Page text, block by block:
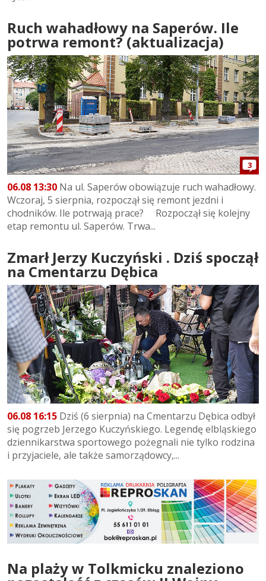
Ruch wahadłowy na Saperów. Ile
potrwa remont? (aktualizacja)
3
06.08 13:30 Na ul. Saperów obowiązuje ruch wahadłowy.
Wczoraj, 5 sierpnia, rozpoczął się remont jezdni i
chodników. Ile potrwają prace? Rozpoczął się kolejny
etap remontu ul. Saperów. Trwa...
Zmarł Jerzy Kuczyński . Dziś spoczął
na Cmentarzu Dębica
06.08 16:15 Dziś (6 sierpnia) na Cmentarzu Dębica odbył
się pogrzeb Jerzego Kuczyńskiego. Legendę elbląskiego
dziennikarstwa sportowego pożegnali nie tylko rodzina
i przyjaciele, ale także samorządowcy,...
Na plaży w Tolkmicku znaleziono